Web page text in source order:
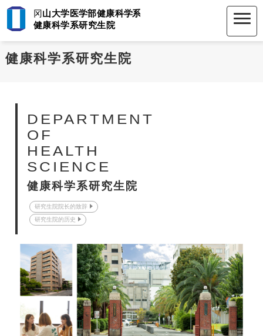
健康科学系研究生院
DEPARTMENT
OF
HEALTH
SCIENCE
健康科学系研究生院
研究生院院长的致辞
研究生院的历史